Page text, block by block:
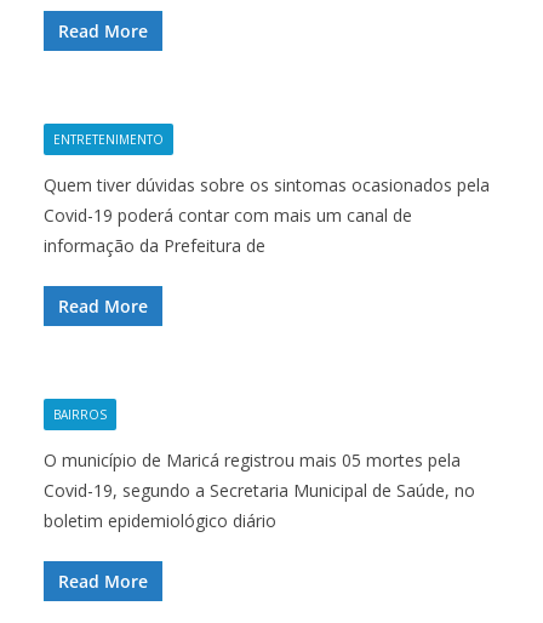
Read More
ENTRETENIMENTO
Quem tiver dúvidas sobre os sintomas ocasionados pela
Covid-19 poderá contar com mais um canal de
informação da Prefeitura de
Read More
BAIRROS
O município de Maricá registrou mais 05 mortes pela
Covid-19, segundo a Secretaria Municipal de Saúde, no
boletim epidemiológico diário
Read More